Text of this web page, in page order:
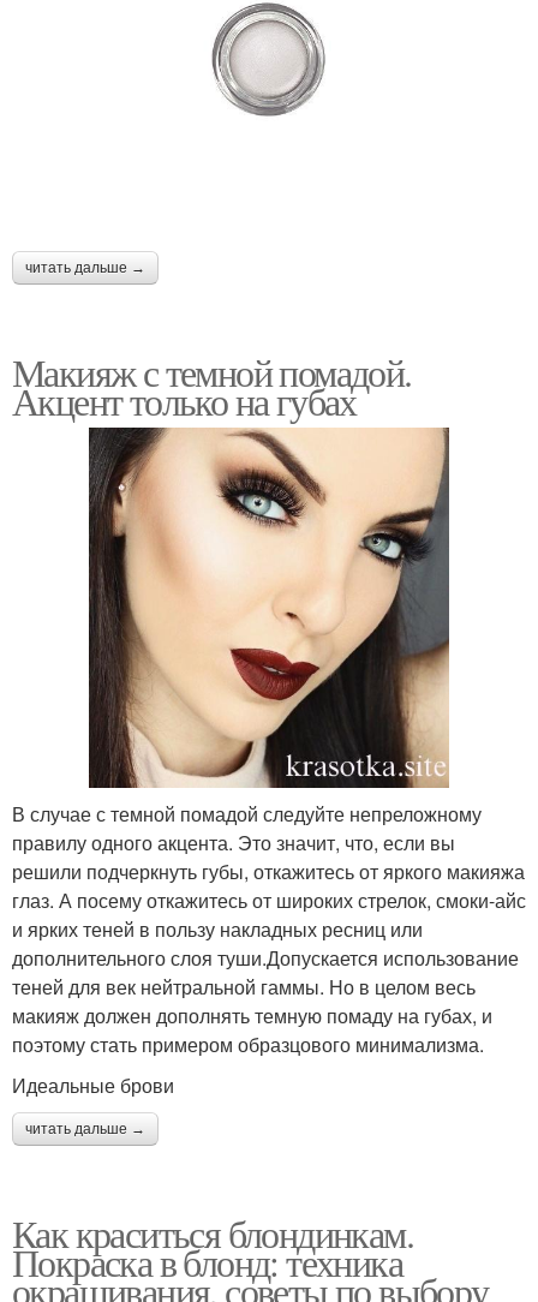
читать дальше →
Макияж с темной помадой.
Акцент только на губах
В случае с темной помадой следуйте непреложному
правилу одного акцента. Это значит, что, если вы
решили подчеркнуть губы, откажитесь от яркого макияжа
глаз. А посему откажитесь от широких стрелок, смоки-айс
и ярких теней в пользу накладных ресниц или
дополнительного слоя туши.Допускается использование
теней для век нейтральной гаммы. Но в целом весь
макияж должен дополнять темную помаду на губах, и
поэтому стать примером образцового минимализма.
Идеальные брови
читать дальше →
Как краситься блондинкам.
Покраска в блонд: техника
окрашивания, советы по выбору